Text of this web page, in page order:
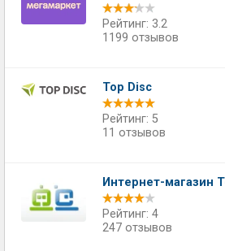
Рейтинг: 3.2
1199 отзывов
Top Disc
Рейтинг: 5
11 отзывов
Интернет-магазин
Рейтинг: 4
247 отзывов